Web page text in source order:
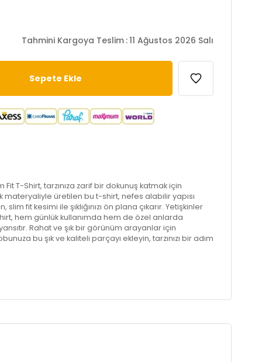
Tahmini Kargoya Teslim :11 Ağustos 2026 Salı
Fit T-Shirt, tarzınıza zarif bir dokunuş katmak için
materyaliyle üretilen bu t-shirt, nefes alabilir yapısı
fit kesimi ile şıklığınızı ön plana çıkarır. Yetişkinler
hem günlük kullanımda hem de özel anlarda
Rahat ve şık bir görünüm arayanlar için
bu şık ve kaliteli parçayı ekleyin, tarzınızı bir adım